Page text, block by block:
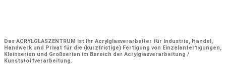
Das ACRYLGLASZENTRUM ist Ihr Acrylglasverarbeiter für Industrie, Handel,
Handwerk und Privat für die (kurzfristige) Fertigung von Einzelanfertigungen,
Kleinserien und Großserien im Bereich der Acrylglasverarbeitung /
Kunststoffverarbeitung.